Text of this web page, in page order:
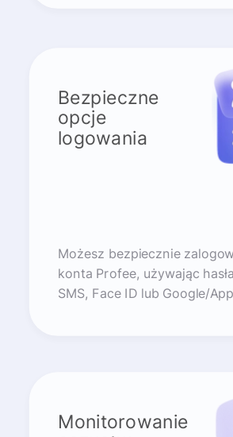
Bezpieczne
opcje
logowania
Możesz bezpiecznie
konta Profee, używając
SMS, Face ID lub Google/
Monitorowanie